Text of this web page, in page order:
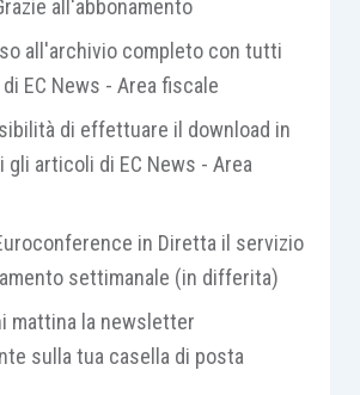
cooperativa. Peculiarità del
e configurazioni
all'abbonamento
all'archivio completo con tutti
EC News - Area fiscale
di effettuare il download in
articoli di EC News - Area
in Diretta il servizio
settimanale (in differita)
mattina la newsletter
sulla tua casella di posta